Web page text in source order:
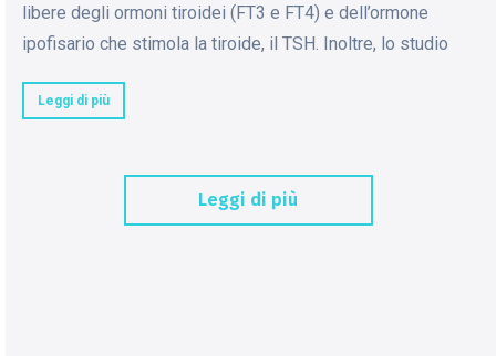
libere degli ormoni tiroidei (FT3 e FT4) e dell’ormone
ipofisario che stimola la tiroide, il TSH. Inoltre, lo studio
Leggi di più
Leggi di più